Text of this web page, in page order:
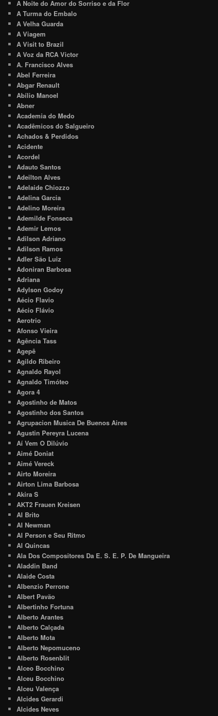
A Noite do Amor do Sorriso e da Flor
A Turma do Embalo
A Velha Guarda
A Viagem
A Visit to Brazil
A Voz da RCA Victor
A. Francisco Alves
Abel Ferreira
Abgar Renault
Abílio Manoel
Abner
Academia do Medo
Acadêmicos do Salgueiro
Achados & Perdidos
Acidente
Acordel
Adauto Santos
Adeilton Alves
Adelaide Chiozzo
Adelina Garcia
Adelino Moreira
Ademilde Fonseca
Ademir Lemos
Adilson Adriano
Adilson Ramos
Adler São Luiz
Adoniran Barbosa
Adriana
Adylson Godoy
Aécio Flavio
Aécio Flávio
Aerotrio
Afonso Vieira
Agência Tass
Agepê
Agildo Ribeiro
Agnaldo Rayol
Agnaldo Timóteo
Agora 4
Agostinho de Matos
Agostinho dos Santos
Agrupacion Musica De Buenos Aires
Agustin Pereyra Lucena
Aí Vem O Dilúvio
Aimé Doniat
Aimé Vereck
Airto Moreira
Airton Lima Barbosa
Akira S
AKT2 Frauen Kreisen
Al Brito
Al Newman
Al Person e Seu Ritmo
Al Quincas
Ala Dos Compositores Da E. S. E. P. De Mangueira
Aladdin Band
Alaide Costa
Albenzio Perrone
Albert Pavão
Albertinho Fortuna
Alberto Arantes
Alberto Calçada
Alberto Mota
Alberto Nepomuceno
Alberto Rosenblit
Alceo Bocchino
Alceu Bocchino
Alceu Valença
Alcides Gerardi
Alcides Neves